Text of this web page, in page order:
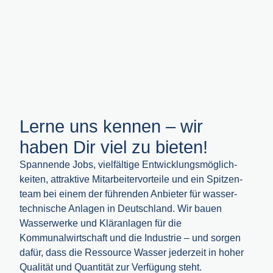
Lerne uns kennen – wir
haben Dir viel zu bieten!
Spannende Jobs, viel­fältige Entwicklungs­möglich­
keiten, attraktive Mitarbeiter­vorteile und ein Spitzen­
team bei einem der führenden Anbieter für wasser­
technische Anlagen in Deutsch­land. Wir bauen
Wasser­werke und Klär­anlagen für die
Kommunalwirtschaft und die Industrie – und sorgen
dafür, dass die Ressource Wasser jeder­zeit in hoher
Qualität und Quantität zur Verfügung steht.